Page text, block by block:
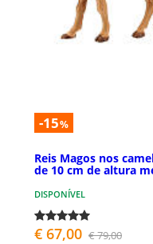
-15%
Reis Magos nos
de 10 cm de altura
DISPONÍVEL
€ 67,00 € 79,00